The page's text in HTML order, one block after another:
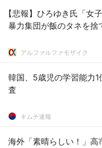
【悲報】ひろゆき氏「女
暴力集団が飯のタネを捨
アルファルファモザイク
韓国、5歳児の学習能力
査
キムチ速報
海外「素晴らしい！」高